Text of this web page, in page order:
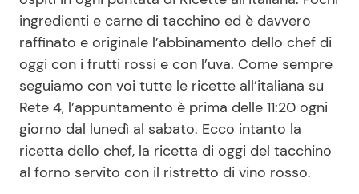
Festività Ricette per Bambini
Seguici
ingredienti e carne di tacchino ed è davvero
raffinato e originale l’abbinamento dello chef di
oggi con i frutti rossi e con l’uva. Come sempre
seguiamo con voi tutte le ricette all’italiana su
Rete 4, l’appuntamento è prima delle 11:20 ogni
giorno dal lunedì al sabato. Ecco intanto la
ricetta dello chef, la ricetta di oggi del tacchino
al forno servito con il ristretto di vino rosso.